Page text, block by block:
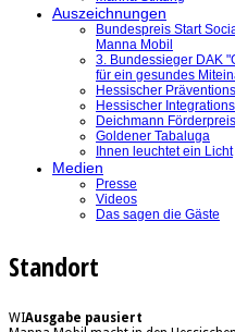
Auszeichnungen
Bundespreis Start
Manna Mobil
3. Bundessieger DAK
für ein gesundes
Hessischer
Hessischer
Deichmann Förderpreis
Goldener Tabaluga
Ihnen leuchtet ein Licht
Medien
Presse
Videos
Das sagen die Gäste
Standort
WIAusgabe pausiert